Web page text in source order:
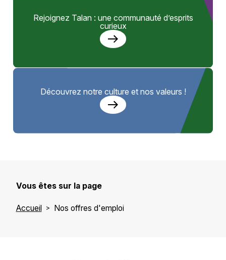
Rejoignez Talan : une communauté d’esprits
curieux
Découvrez notre culture et nos valeurs !
Vous êtes sur la page
Accueil Nos offres d'emploi